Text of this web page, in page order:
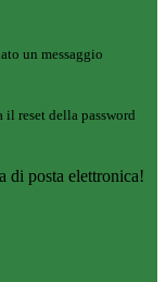
un messaggio
il reset della password
di posta elettronica!